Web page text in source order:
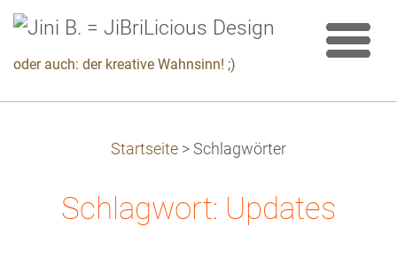
oder auch: der kreative Wahnsinn! ;)
Startseite > Schlagwörter
Schlagwort: Updates